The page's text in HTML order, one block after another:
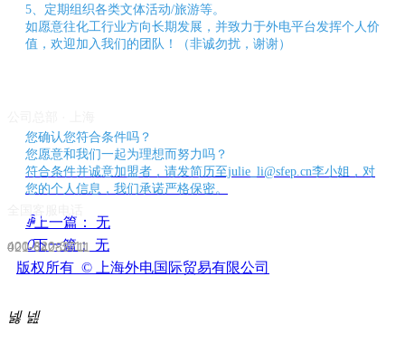
5、定期组织各类文体活动/旅游等。
如愿意往化工行业方向长期发展，并致力于外电平台发挥个人价
值，欢迎加入我们的团队！（非诚勿扰，谢谢）
您确认您符合条件吗？
您愿意和我们一起为理想而努力吗？
符合条件并诚意加盟者，请发简历至julie_li@sfep.cn李小姐，对
您的个人信息，我们承诺严格保密。
ꄴ上一篇：
无
ꄲ下一篇： 无
넳 넲
电话号码
021-64283711
400-820-3711
版权所有  © 上海外电国际贸易有限公司